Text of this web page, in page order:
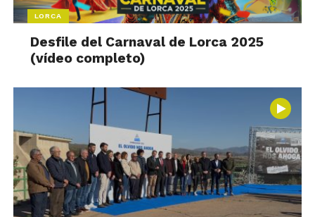
LORCA
Desfile del Carnaval de Lorca 2025
(vídeo completo)